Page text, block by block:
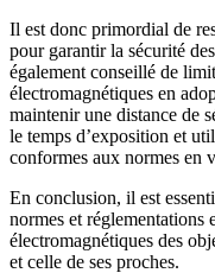
Il est donc primordial de
pour garantir la sécurité
également conseillé de
électromagnétiques en
maintenir une distance de
le temps d’exposition et
conformes aux normes en
En conclusion, il est
normes et réglementations
électromagnétiques des
et celle de ses proches.